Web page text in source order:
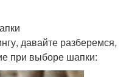
давайте разберемся,
при выборе шапки: